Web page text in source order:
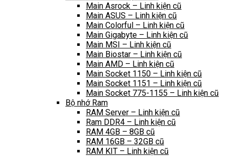
Main Asrock – Linh kiện cũ
Main ASUS – Linh kiện cũ
Main Colorful – Linh kiện cũ
Main Gigabyte – Linh kiện cũ
Main MSI – Linh kiện cũ
Main Biostar – Linh kiện cũ
Main AMD – Linh kiện cũ
Main Socket 1150 – Linh kiện cũ
Main Socket 1151 – Linh kiện cũ
Main Socket 775-1155 – Linh kiện cũ
Bộ nhớ Ram
RAM Server – Linh kiện cũ
Ram DDR4 – Linh kiện cũ
RAM 4GB – 8GB cũ
RAM 16GB – 32GB cũ
RAM KIT – Linh kiện cũ